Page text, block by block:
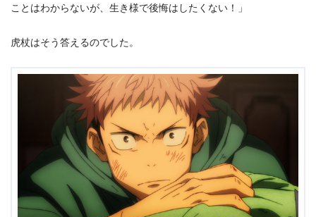
ことはわからないが、生き様で後悔はしたくない！」
虎杖はそう答えるのでした。